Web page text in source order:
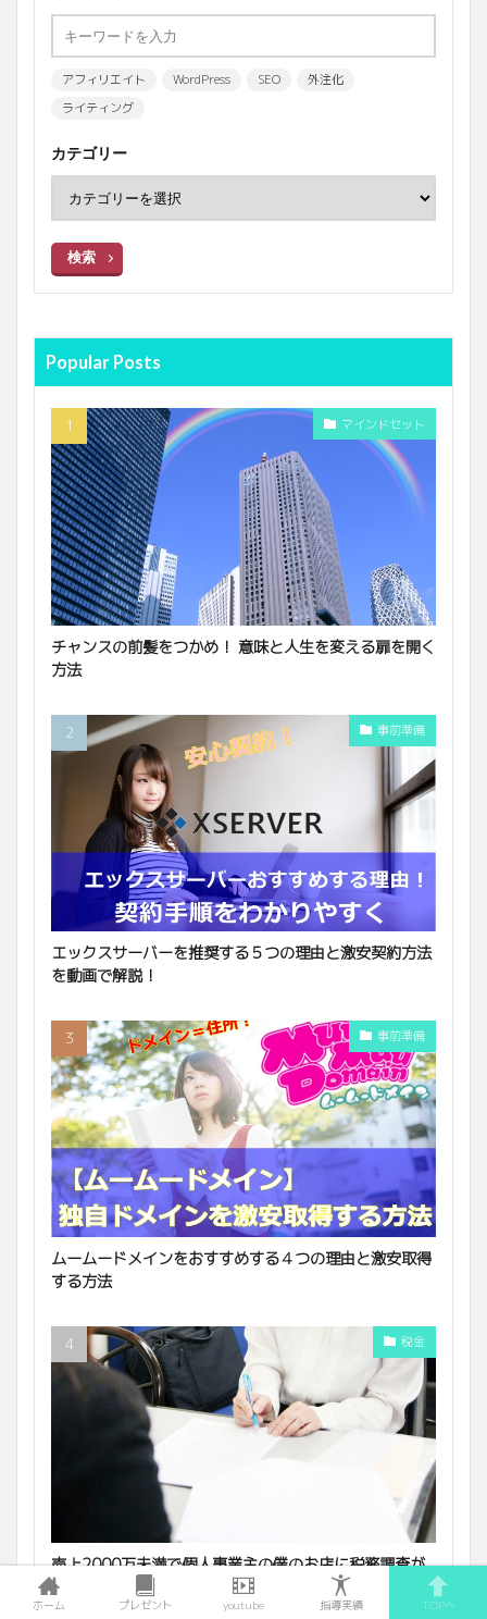
アフィリエイト WordPress SEO
外注化
ライティング
カテゴリー
検索
Popular Posts
マインドセット
チャンスの前髪をつかめ！ 意味と人生を変える扉を開く
方法
事前準備
エックスサーバーを推奨する５つの理由と激安契約方法
を動画で解説！
事前準備
ムームードメインをおすすめする４つの理由と激安取得
する方法
税金
売上2000万未満で個人事業主の僕のお店に税務調査が
やってきた！【前編】
ホーム プレゼント youtube 指導実績 TOPへ